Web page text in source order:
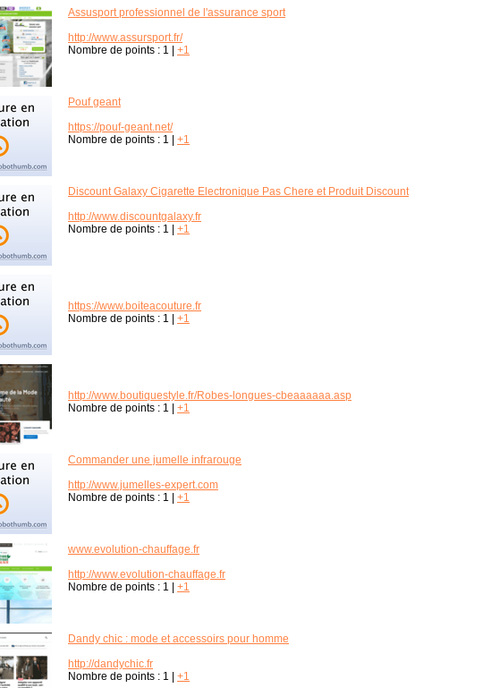
Assusport professionnel de l'assurance sport
http://www.assursport.fr/
Nombre de points : 1 +1
Pouf geant
https://pouf-geant.net/
Nombre de points : 1 +1
Discount Galaxy Cigarette Electronique Pas Chere et Produit Discount
http://www.discountgalaxy.fr
Nombre de points : 1 +1
https://www.boiteacouture.fr
Nombre de points : 1 +1
http://www.boutiquestyle.fr/Robes-longues-cbeaaaaaa.asp
Nombre de points : 1 +1
Commander une jumelle infrarouge
http://www.jumelles-expert.com
Nombre de points : 1 +1
www.evolution-chauffage.fr
http://www.evolution-chauffage.fr
Nombre de points : 1 +1
Dandy chic : mode et accessoirs pour homme
http://dandychic.fr
Nombre de points : 1 +1